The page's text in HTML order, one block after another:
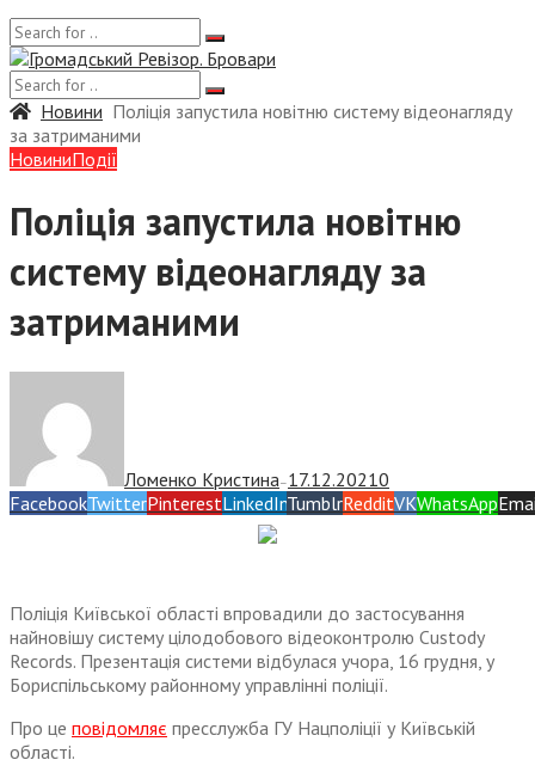
Новини Поліція запустила новітню систему відеонагляду
за затриманими
НовиниПодії
Поліція запустила новітню
систему відеонагляду за
затриманими
Ломенко Кристина— 17.12.20210
FacebookTwitterPinterestLinkedInTumblrRedditVKWhatsApp
Поліція Київської області впровадили до застосування
найновішу систему цілодобового відеоконтролю Custody
Records. Презентація системи відбулася учора, 16 грудня, у
Бориспільському районному управлінні поліції.
Про це повідомляє пресслужба ГУ Нацполіції у Київській
області.